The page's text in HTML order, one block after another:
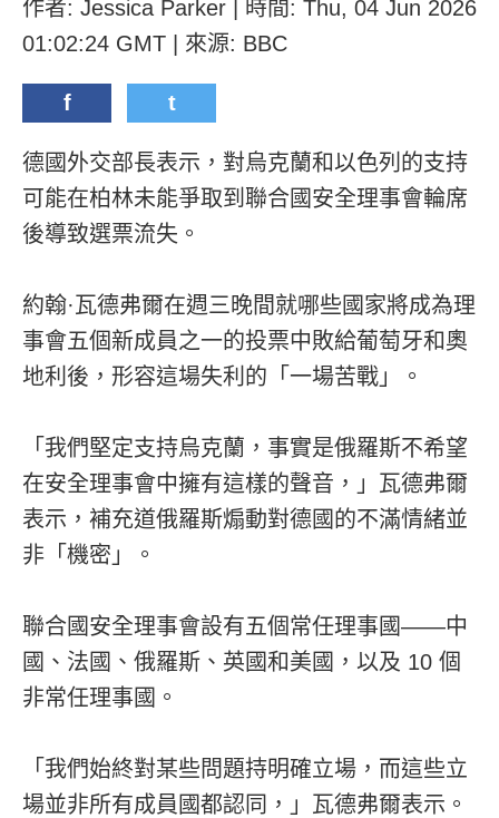
作者: Jessica Parker | 時間: Thu, 04 Jun 2026
01:02:24 GMT | 來源: BBC
f t
德國外交部長表示，對烏克蘭和以色列的支持
可能在柏林未能爭取到聯合國安全理事會輪席
後導致選票流失。
約翰·瓦德弗爾在週三晚間就哪些國家將成為理
事會五個新成員之一的投票中敗給葡萄牙和奧
地利後，形容這場失利的「一場苦戰」。
「我們堅定支持烏克蘭，事實是俄羅斯不希望
在安全理事會中擁有這樣的聲音，」瓦德弗爾
表示，補充道俄羅斯煽動對德國的不滿情緒並
非「機密」。
聯合國安全理事會設有五個常任理事國——中
國、法國、俄羅斯、英國和美國，以及 10 個
非常任理事國。
「我們始終對某些問題持明確立場，而這些立
場並非所有成員國都認同，」瓦德弗爾表示。